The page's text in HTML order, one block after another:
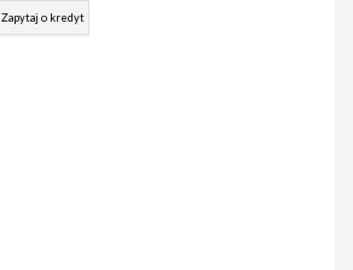
Zapytaj o kredyt